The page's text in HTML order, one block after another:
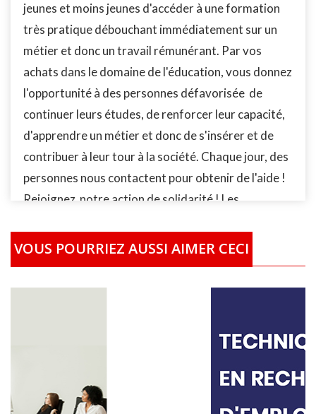
jeunes et moins jeunes d'accéder à une formation
très pratique débouchant immédiatement sur un
métier et donc un travail rémunérant. Par vos
achats dans le domaine de l'éducation, vous donnez
l'opportunité à des personnes défavorisée de
continuer leurs études, de renforcer leur capacité,
d'apprendre un métier et donc de s'insérer et de
contribuer à leur tour à la société. Chaque jour, des
personnes nous contactent pour obtenir de l'aide !
Rejoignez notre action de solidarité ! Les
Fondation AMAN-International (FAI) qui ont des
difficultés à se former, recevrons le financement de
charge complète ou partielle selon le cas de leur
études/formation. Vous pouvez également acheter
plusieurs Kits scolaires afin de nous permettre de
financer plusieurs enfants. Ou achetez plusieurs
VOUS POURRIEZ AUSSI AIMER CECI